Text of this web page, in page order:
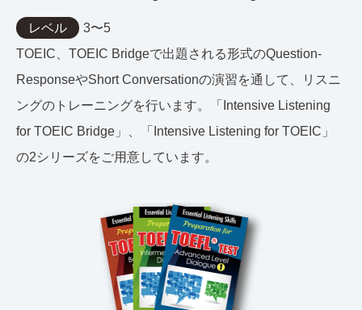
レベル
3〜5
TOEIC、TOEIC Bridgeで出題される形式のQuestion-
ResponseやShort Conversationの演習を通して、リスニ
ングのトレーニングを行います。「Intensive Listening
for TOEIC Bridge」、「Intensive Listening for TOEIC」
の2シリーズをご用意しています。